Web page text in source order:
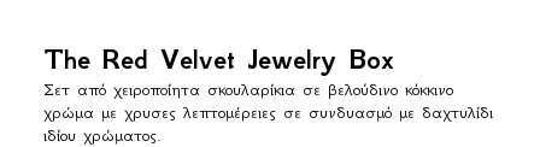
The Red Velvet Jewelry Box
Σετ από χειροποίητα σκουλαρίκια σε βελούδινο κόκκινο
χρώμα με χρυσες λεπτομέρειες σε συνδυασμό με δαχτυλίδι
ιδίου χρώματος.